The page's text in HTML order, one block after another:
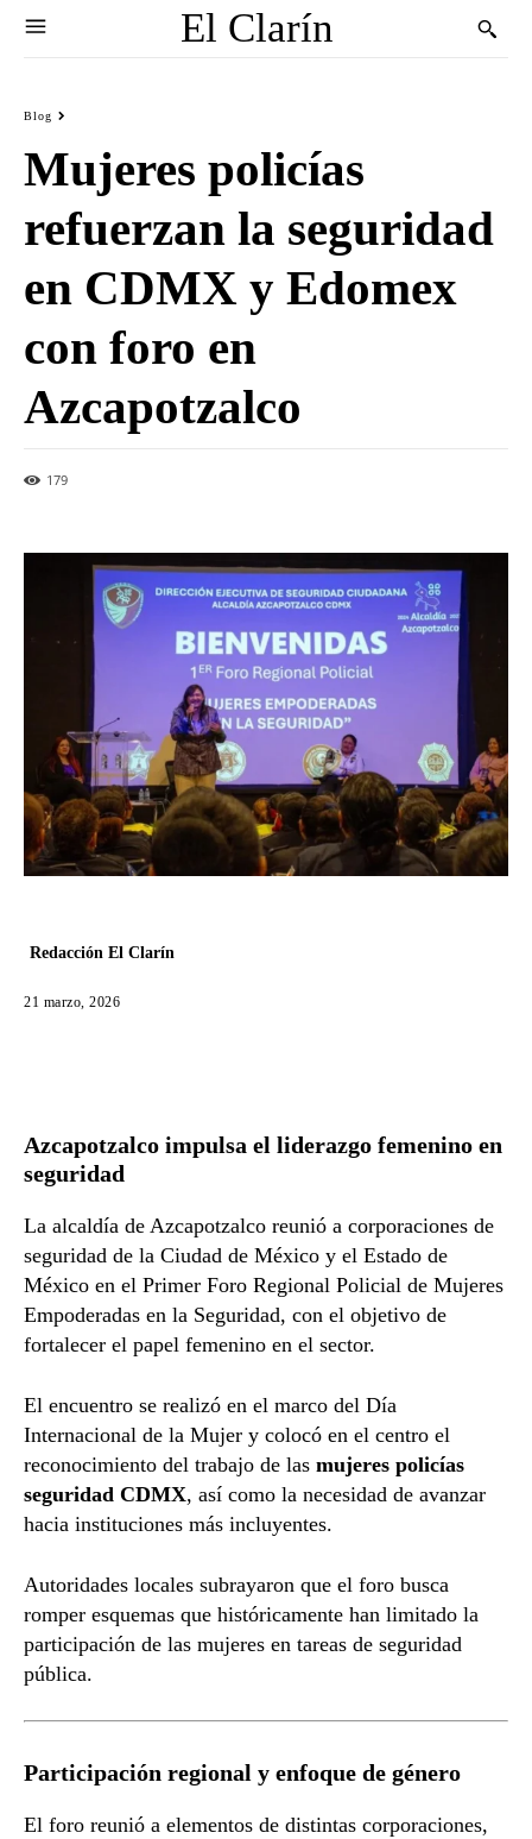
El Clarín
Blog
Mujeres policías
refuerzan la seguridad
en CDMX y Edomex
con foro en
Azcapotzalco
179
Redacción El Clarín
21 marzo, 2026
Azcapotzalco impulsa el liderazgo femenino en
seguridad
La alcaldía de Azcapotzalco reunió a corporaciones de
seguridad de la Ciudad de México y el Estado de
México en el Primer Foro Regional Policial de Mujeres
Empoderadas en la Seguridad, con el objetivo de
fortalecer el papel femenino en el sector.
El encuentro se realizó en el marco del Día
Internacional de la Mujer y colocó en el centro el
reconocimiento del trabajo de las mujeres policías
seguridad CDMX, así como la necesidad de avanzar
hacia instituciones más incluyentes.
Autoridades locales subrayaron que el foro busca
romper esquemas que históricamente han limitado la
participación de las mujeres en tareas de seguridad
pública.
Participación regional y enfoque de género
El foro reunió a elementos de distintas corporaciones,